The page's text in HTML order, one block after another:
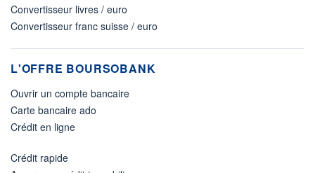
Convertisseur livres / euro
Convertisseur franc suisse / euro
L'OFFRE BOURSOBANK
Ouvrir un compte bancaire
Carte bancaire ado
Crédit en ligne
Crédit rapide